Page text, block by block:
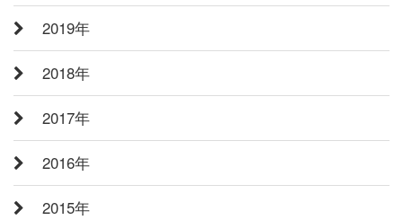
2019年
2018年
2017年
2016年
2015年